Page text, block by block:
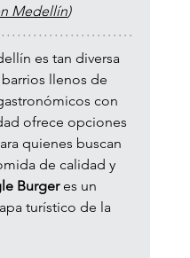
Medellín)
es tan diversa
llenos de
con
ofrece opciones
quienes buscan
de calidad y
Burger es un
turístico de la